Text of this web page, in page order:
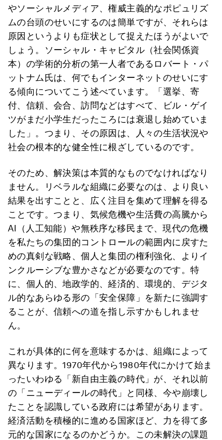
やソーシャルメディア、権威主義的なポピュリズ
ムの台頭のせいにするのは簡単ですが、それらは
原因というよりも症状として捉えたほうがよいで
しょう。ソーシャル・キャピタル（社会関係資
本）の学術的分析の第一人者であるロバート・パ
ットナム氏は、何でもインターネットのせいにす
る傾向についてこう述べています。「選挙、寄
付、信頼、会合、訪問などはすべて、ビル・ゲイ
ツがまだ小学生だったころには衰退し始めていま
した」。つまり、その原因は、人々の生活状況や
社会の根本的な健全性に根ざしているのです。
そのため、解決策は本質的なものでなければなり
ません。リベラルな組織に必要なのは、より良い
結果を出すことと、広く注目を集めて理解を得る
ことです。つまり、気候危機や生活費の高騰から
AI（人工知能）や無秩序な移民まで、現代の危機
を私たちの集団的コントロールの範囲内に戻すた
めの真剣な戦略、個人と集団の権利強化、よりイ
ンクルーシブな豊かさなどが必要なのです。特
に、個人的、地政学的、経済的、環境的、デジタ
ル的なあらゆる形の「安全保障」を新たに強調す
ることが、信頼への道を指し示すかもしれませ
ん。
これが具体的に何を意味するかは、組織によって
異なります。1970年代から1980年代にかけて始ま
ったいわゆる「新自由主義の時代」が、それ以前
の「ニューディールの時代」と同様、今や崩壊し
たことを認識している政府には希望があります。
経済活動を積極的に進める国家ほど、力を得て多
元的な国家になるのかどうか。この未解決の課題